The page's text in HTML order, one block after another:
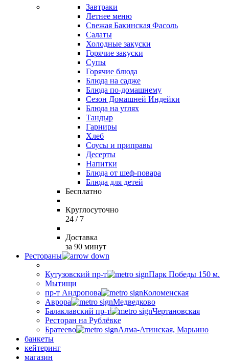
Завтраки
Летнее меню
Свежая Бакинская Фасоль
Салаты
Холодные закуски
Горячие закуски
Супы
Горячие блюда
Блюда на садже
Блюда по-домашнему
Сезон Домашней Индейки
Блюда на углях
Тандыр
Гарниры
Хлеб
Соусы и приправы
Десерты
Напитки
Блюда от шеф-повара
Блюда для детей
Бесплатно
Круглосуточно
24 / 7
Доставка
за 90 минут
Рестораны
Кутузовский пр-т
Парк Победы 150 м.
Мытищи
пр-т Андропова
Коломенская
Аврора
Медведково
Балаклавский пр-т
Чертановская
Ресторан на Рублёвке
Братеево
Алма-Атинская, Марьино
банкеты
кейтеринг
магазин